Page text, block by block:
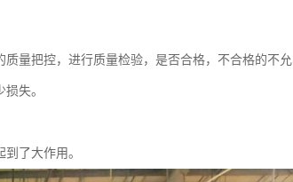
量把控，进行质量检验，是否合格，不合格的不允
失。
了大作用。